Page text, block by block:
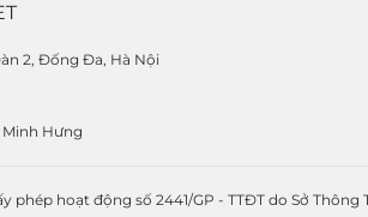
2, Đống Đa, Hà Nội
Hưng
phép hoạt động số 2441/GP - TTĐT do Sở